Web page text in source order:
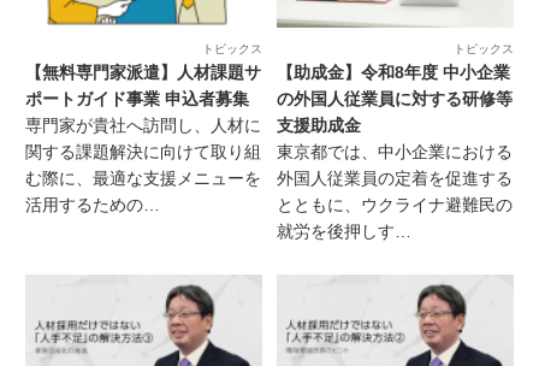
トピックス
【無料専門家派遣】人材課題サ
ポートガイド事業 申込者募集
専門家が貴社へ訪問し、人材に
関する課題解決に向けて取り組
む際に、最適な支援メニューを
活用するための…
トピックス
【助成金】令和8年度 中小企業
の外国人従業員に対する研修等
支援助成金
東京都では、中小企業における
外国人従業員の定着を促進する
とともに、ウクライナ避難民の
就労を後押しす…